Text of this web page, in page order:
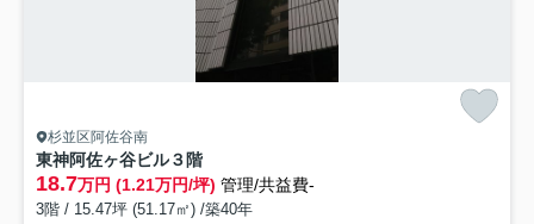
杉並区阿佐谷南
東神阿佐ヶ谷ビル３階
18.7万円 (1.21万円/坪) 管理/共益費-
3階 / 15.47坪 (51.17㎡) /築40年